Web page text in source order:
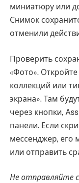
миниатюру или
Снимок
отменили
Проверить
«Фото».
коллекций или
экрана». Там
через кнопки,
панели. Если
мессенджер, его
или отправить
Не отправляйте